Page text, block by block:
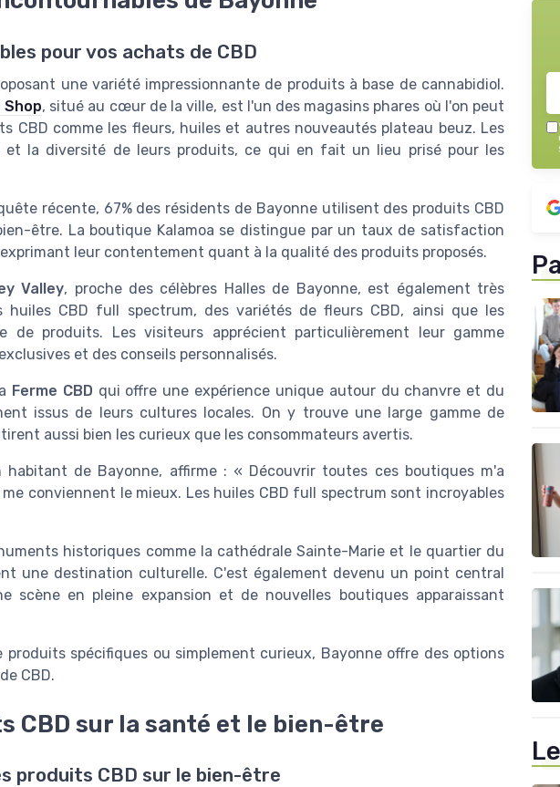
pour vos achats de CBD
une variété impressionnante de produits à base de cannabidiol.
Shop, situé au cœur de la ville, est l'un des magasins phares où l'on peut
CBD comme les fleurs, huiles et autres nouveautés plateau beuz. Les
la diversité de leurs produits, ce qui en fait un lieu prisé pour les
récente, 67% des résidents de Bayonne utilisent des produits CBD
être. La boutique Kalamoa se distingue par un taux de satisfaction
leur contentement quant à la qualité des produits proposés.
Valley, proche des célèbres Halles de Bayonne, est également très
huiles CBD full spectrum, des variétés de fleurs CBD, ainsi que les
de produits. Les visiteurs apprécient particulièrement leur gamme
et des conseils personnalisés.
Ferme CBD qui offre une expérience unique autour du chanvre et du
issus de leurs cultures locales. On y trouve une large gamme de
aussi bien les curieux que les consommateurs avertis.
habitant de Bayonne, affirme : « Découvrir toutes ces boutiques m'a
conviennent le mieux. Les huiles CBD full spectrum sont incroyables
historiques comme la cathédrale Sainte-Marie et le quartier du
une destination culturelle. C'est également devenu un point central
scène en pleine expansion et de nouvelles boutiques apparaissant
produits spécifiques ou simplement curieux, Bayonne offre des options
CBD.
CBD sur la santé et le bien-être
produits CBD sur le bien-être